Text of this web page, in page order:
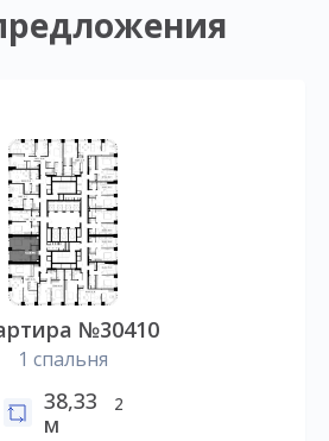
№30410
1 спальня
38,33
м
2